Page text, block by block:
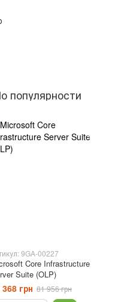
популярности
9GA-00227
Core Infrastructure
Suite (OLP)
грн 81 956 грн